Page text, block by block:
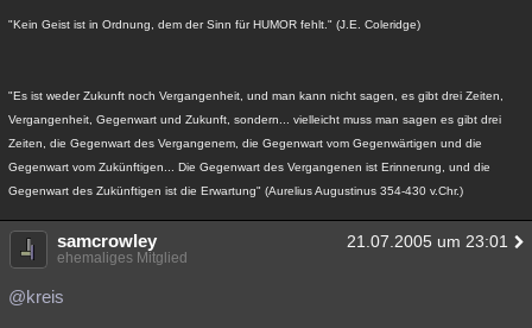
"Kein Geist ist in Ordnung, dem der Sinn für HUMOR fehlt." (J.E. Coleridge)
"Es ist weder Zukunft noch Vergangenheit, und man kann nicht sagen, es gibt drei Zeiten,
Vergangenheit, Gegenwart und Zukunft, sondern... vielleicht muss man sagen es gibt drei
Zeiten, die Gegenwart des Vergangenem, die Gegenwart vom Gegenwärtigen und die
Gegenwart vom Zukünftigen... Die Gegenwart des Vergangenen ist Erinnerung, und die
Gegenwart des Zukünftigen ist die Erwartung" (Aurelius Augustinus 354-430 v.Chr.)
samcrowley 21.07.2005 um 23:01
ehemaliges Mitglied
@kreis